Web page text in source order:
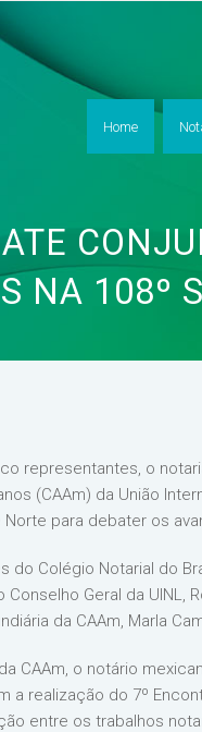
Home
NA 108º
representantes, o
(CAAm) da União
para debater os
Colégio Notarial do
Geral da UINL,
da CAAm, Marla
CAAm, o notário
a realização do 7º
entre os trabalhos